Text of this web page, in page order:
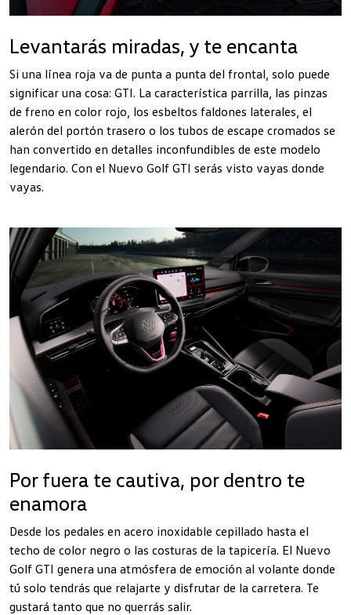
Levantarás miradas, y te encanta
Si una línea roja va de punta a punta del frontal, solo puede
significar una cosa: GTI. La característica parrilla, las pinzas
de freno en color rojo, los esbeltos faldones laterales, el
alerón del portón trasero o los tubos de escape cromados se
han convertido en detalles inconfundibles de este modelo
legendario. Con el Nuevo Golf GTI serás visto vayas donde
vayas.
Por fuera te cautiva, por dentro te
enamora
Desde los pedales en acero inoxidable cepillado hasta el
techo de color negro o las costuras de la tapicería. El Nuevo
Golf GTI genera una atmósfera de emoción al volante donde
tú solo tendrás que relajarte y disfrutar de la carretera. Te
gustará tanto que no querrás salir.